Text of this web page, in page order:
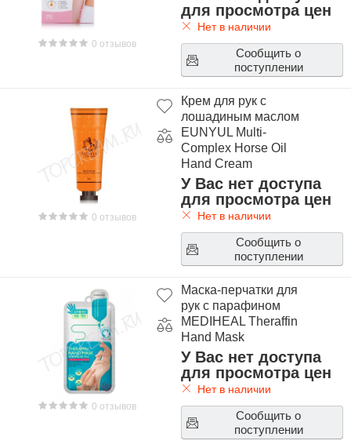
0 отзывов
для просмотра цен
Нет в наличии
Сообщить о
поступлении
0 отзывов
Крем для рук с
лошадиным маслом
EUNYUL Multi-
Complex Horse Oil
Hand Cream
У Вас нет доступа
для просмотра цен
Нет в наличии
Сообщить о
поступлении
0 отзывов
Маска-перчатки для
рук с парафином
MEDIHEAL Theraffin
Hand Mask
У Вас нет доступа
для просмотра цен
Нет в наличии
Сообщить о
поступлении